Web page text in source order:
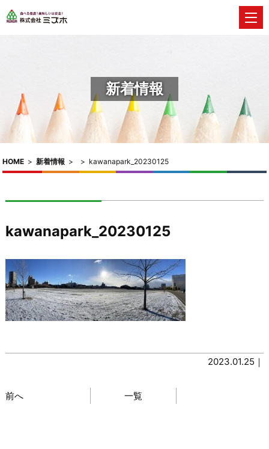
新着情報
HOME > 新着情報 > > kawanapark_20230125
kawanapark_20230125
2023.01.25｜
前へ 一覧